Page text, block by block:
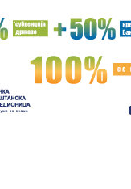
zvanično u Trabzonu
dečko Jovane Jeremić
kazna Avganistancu za